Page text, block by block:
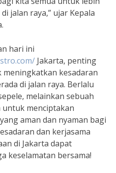
jalan raya,” ujar Kepala
hari ini
Jakarta, penting
kesadaran
di jalan raya. Berlalu
melainkan sebuah
menciptakan
aman dan nyaman bagi
dan kerjasama
di Jakarta dapat
keselamatan bersama!